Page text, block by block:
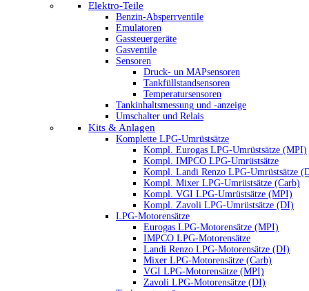
Elektro-Teile
Benzin-Absperrventile
Emulatoren
Gassteuergeräte
Gasventile
Sensoren
Druck- un MAPsensoren
Tankfüllstandsensoren
Temperatursensoren
Tankinhaltsmessung und -anzeige
Umschalter und Relais
Kits & Anlagen
Komplette LPG-Umrüstsätze
Kompl. Eurogas LPG-Umrüstsätze (MPI)
Kompl. IMPCO LPG-Umrüstsätze
Kompl. Landi Renzo LPG-Umrüstsätze
Kompl. Mixer LPG-Umrüstsätze (Carb)
Kompl. VGI LPG-Umrüstsätze (MPI)
Kompl. Zavoli LPG-Umrüstsätze (DI)
LPG-Motorensätze
Eurogas LPG-Motorensätze (MPI)
IMPCO LPG-Motorensätze
Landi Renzo LPG-Motorensätze (DI)
Mixer LPG-Motorensätze (Carb)
VGI LPG-Motorensätze (MPI)
Zavoli LPG-Motorensätze (DI)